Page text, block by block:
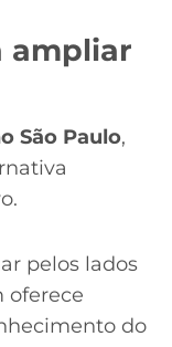
ampliar
São Paulo,
pelos lados
oferece
do